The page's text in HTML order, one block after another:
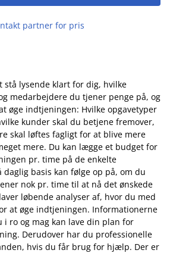
partner for pris
stå lysende klart for dig, hvilke
medarbejdere du tjener penge på, og
øge indtjeningen: Hvilke opgavetyper
kunder skal du betjene fremover,
skal løftes fagligt for at blive mere
mere. Du kan lægge et budget for
pr. time på de enkelte
daglig basis kan følge op på, om du
nok pr. time til at nå det ønskede
løbende analyser af, hvor du med
at øge indtjeningen. Informationerne
i ro og mag kan lave din plan for
Derudover har du professionelle
hvis du får brug for hjælp. Der er